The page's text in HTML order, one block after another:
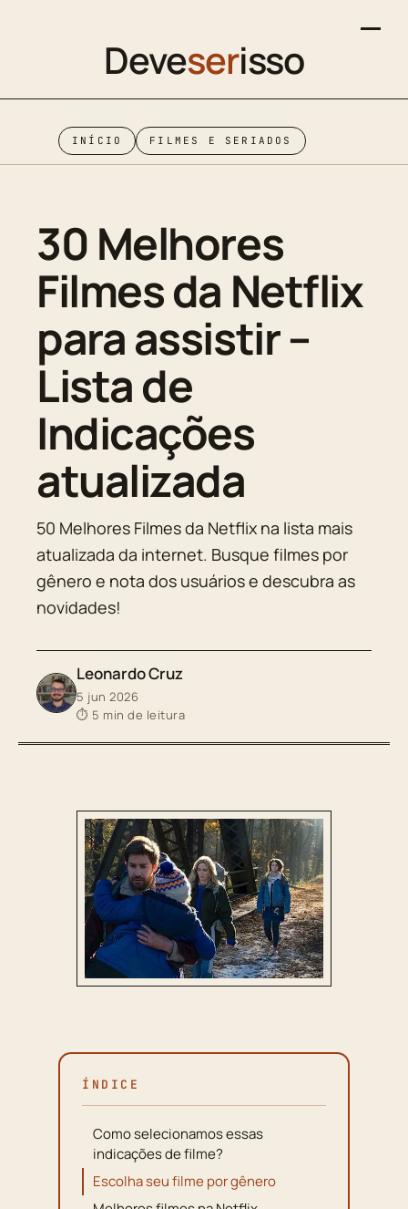
Deveserisso
INÍCIO FILMES E SERIADOS
30 Melhores
Filmes da Netflix
para assistir –
Lista de
Indicações
atualizada
50 Melhores Filmes da Netflix na lista mais
atualizada da internet. Busque filmes por
gênero e nota dos usuários e descubra as
novidades!
Leonardo Cruz
5 jun 2026
⏱ 5 min de leitura
ÍNDICE
Como selecionamos essas
indicações de filme?
Escolha seu filme por gênero